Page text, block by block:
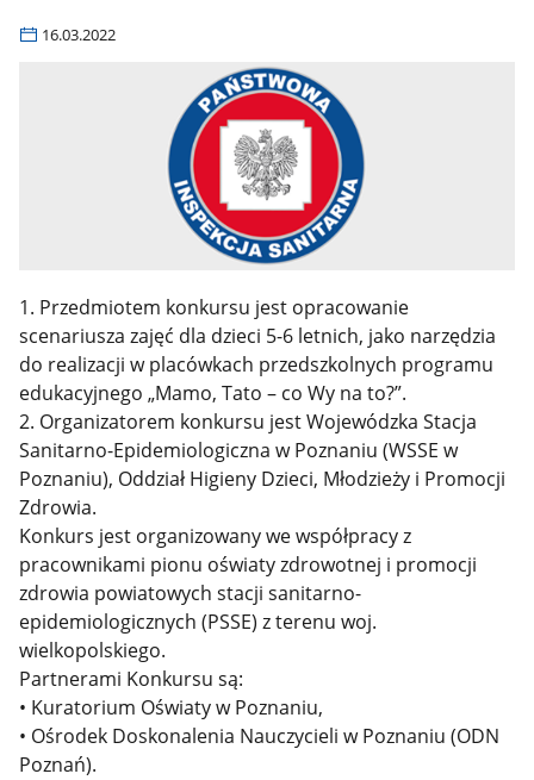
16.03.2022
1. Przedmiotem konkursu jest opracowanie
scenariusza zajęć dla dzieci 5-6 letnich, jako narzędzia
do realizacji w placówkach przedszkolnych programu
edukacyjnego „Mamo, Tato – co Wy na to?”.
2. Organizatorem konkursu jest Wojewódzka Stacja
Sanitarno-Epidemiologiczna w Poznaniu (WSSE w
Poznaniu), Oddział Higieny Dzieci, Młodzieży i Promocji
Zdrowia.
Konkurs jest organizowany we współpracy z
pracownikami pionu oświaty zdrowotnej i promocji
zdrowia powiatowych stacji sanitarno-
epidemiologicznych (PSSE) z terenu woj.
wielkopolskiego.
Partnerami Konkursu są:
• Kuratorium Oświaty w Poznaniu,
• Ośrodek Doskonalenia Nauczycieli w Poznaniu (ODN
Poznań).